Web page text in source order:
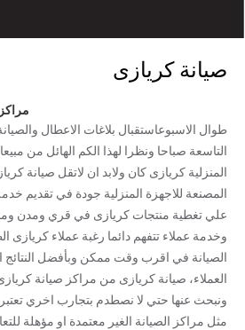
صيانة كريازى
طوال الاسبوعاستقبال بلاغات الاعطال
التاسعة صباحا ونظرا لهذا الكم الهائل من
المنزلية كريازى كان ولابد ان لاتقل صيانة
المصنعة للاجهزة المنزلية جودة في تقديم
علي تغطية منتجات كريازى في قري ومدن
وخدمة عملاء تتفهم دائما رغبة عملاء كريازى
الصيانة في اقرب وقت ممكن وبأفضل النتائج
العملاء، صيانة كريازى من مراكز صيانة
ونبحث عنها حتي لا نصطدم بتجارب اخري
مثل مراكز الصيانة الغير معتمدة او مؤهلة